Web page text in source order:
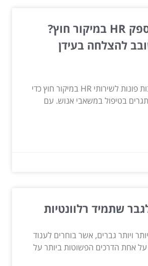
איך לבחור ספק HR במיקור חוץ?
להצלחה בעידן
בימינו, חברות רבות פונות לשירותי HR במיקור חוץ כדי
בטיפול במשאבי אנוש. עם
שתמיד רלוונטיות
ויותר גברים, אשר בוחרים לענוד
אחת הדרכים הפשוטות ביותר על